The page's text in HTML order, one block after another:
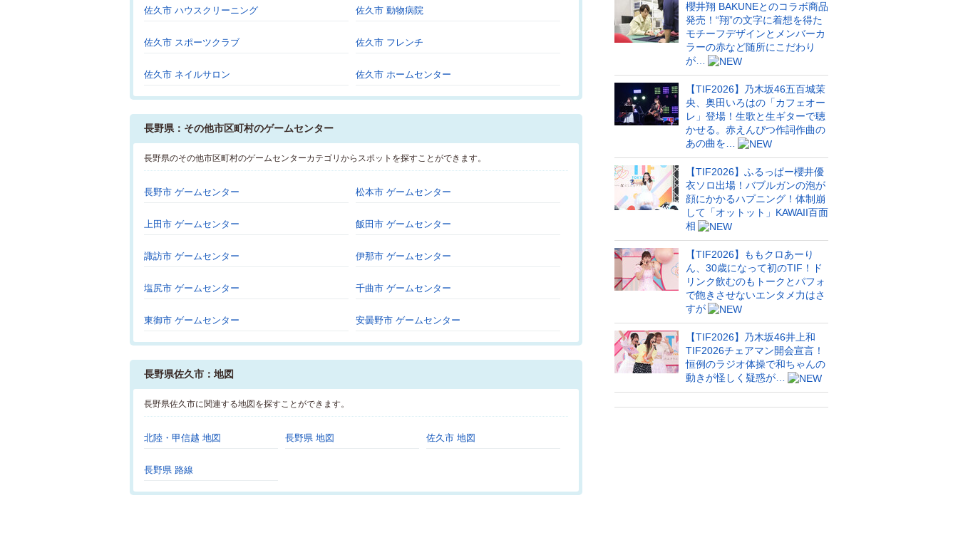
佐久市 ハウスクリーニング 佐久市 動物病院
佐久市 スポーツクラブ 佐久市 フレンチ
佐久市 ネイルサロン 佐久市 ホームセンター
長野県：その他市区町村のゲームセンター
長野県のその他市区町村のゲームセンターカテゴリからスポットを探すことができます。
長野市 ゲームセンター 松本市 ゲームセンター
上田市 ゲームセンター 飯田市 ゲームセンター
諏訪市 ゲームセンター 伊那市 ゲームセンター
塩尻市 ゲームセンター 千曲市 ゲームセンター
東御市 ゲームセンター 安曇野市 ゲームセンター
長野県佐久市：地図
長野県佐久市に関連する地図を探すことができます。
北陸・甲信越 地図 長野県 地図 佐久市 地図
長野県 路線
櫻井翔 BAKUNEとのコラボ商品
発売！“翔”の文字に着想を得た
モチーフデザインとメンバーカ
ラーの赤など随所にこだわり
が…
【TIF2026】乃木坂46五百城茉
央、奥田いろはの「カフェオー
レ」登場！生歌と生ギターで聴
かせる。赤えんぴつ作詞作曲の
あの曲を…
【TIF2026】ふるっぱー櫻井優
衣ソロ出場！バブルガンの泡が
顔にかかるハプニング！体制崩
して「オットット」KAWAII百面
相
【TIF2026】ももクロあーり
ん、30歳になって初のTIF！ド
リンク飲むのもトークとパフォ
で飽きさせないエンタメ力はさ
すが
【TIF2026】乃木坂46井上和
TIF2026チェアマン開会宣言！
恒例のラジオ体操で和ちゃんの
動きが怪しく疑惑が…